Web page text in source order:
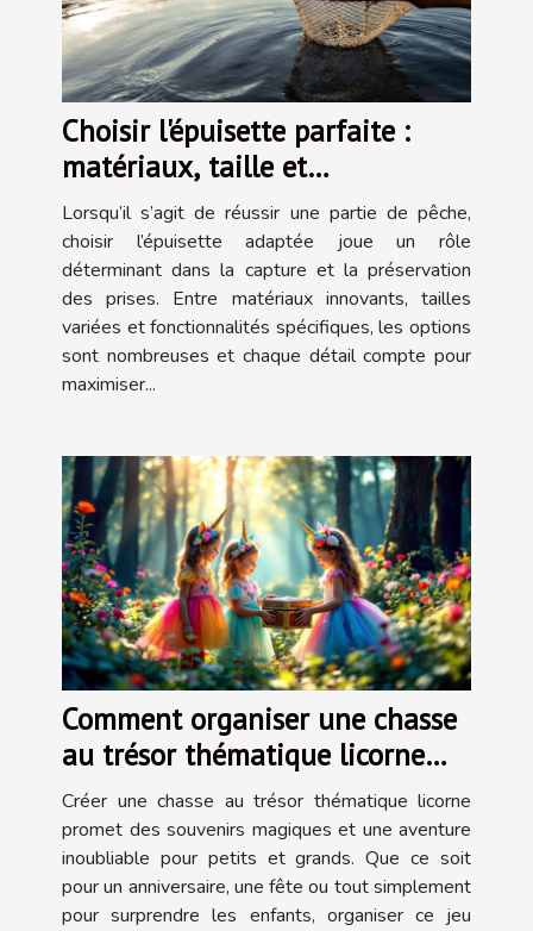
Choisir l'épuisette parfaite :
matériaux, taille et
fonctionnalité
Lorsqu’il s’agit de réussir une partie de pêche,
choisir l’épuisette adaptée joue un rôle
déterminant dans la capture et la préservation
des prises. Entre matériaux innovants, tailles
variées et fonctionnalités spécifiques, les options
sont nombreuses et chaque détail compte pour
maximiser...
Comment organiser une chasse
au trésor thématique licorne
inoubliable ?
Créer une chasse au trésor thématique licorne
promet des souvenirs magiques et une aventure
inoubliable pour petits et grands. Que ce soit
pour un anniversaire, une fête ou tout simplement
pour surprendre les enfants, organiser ce jeu